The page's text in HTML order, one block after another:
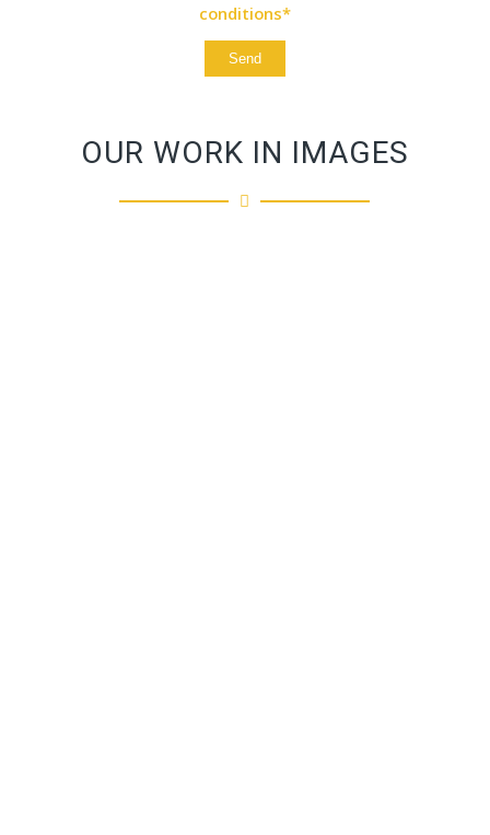
conditions*
OUR WORK IN IMAGES